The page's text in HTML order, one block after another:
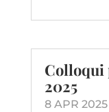
Colloqui
2025
8 APR 2025